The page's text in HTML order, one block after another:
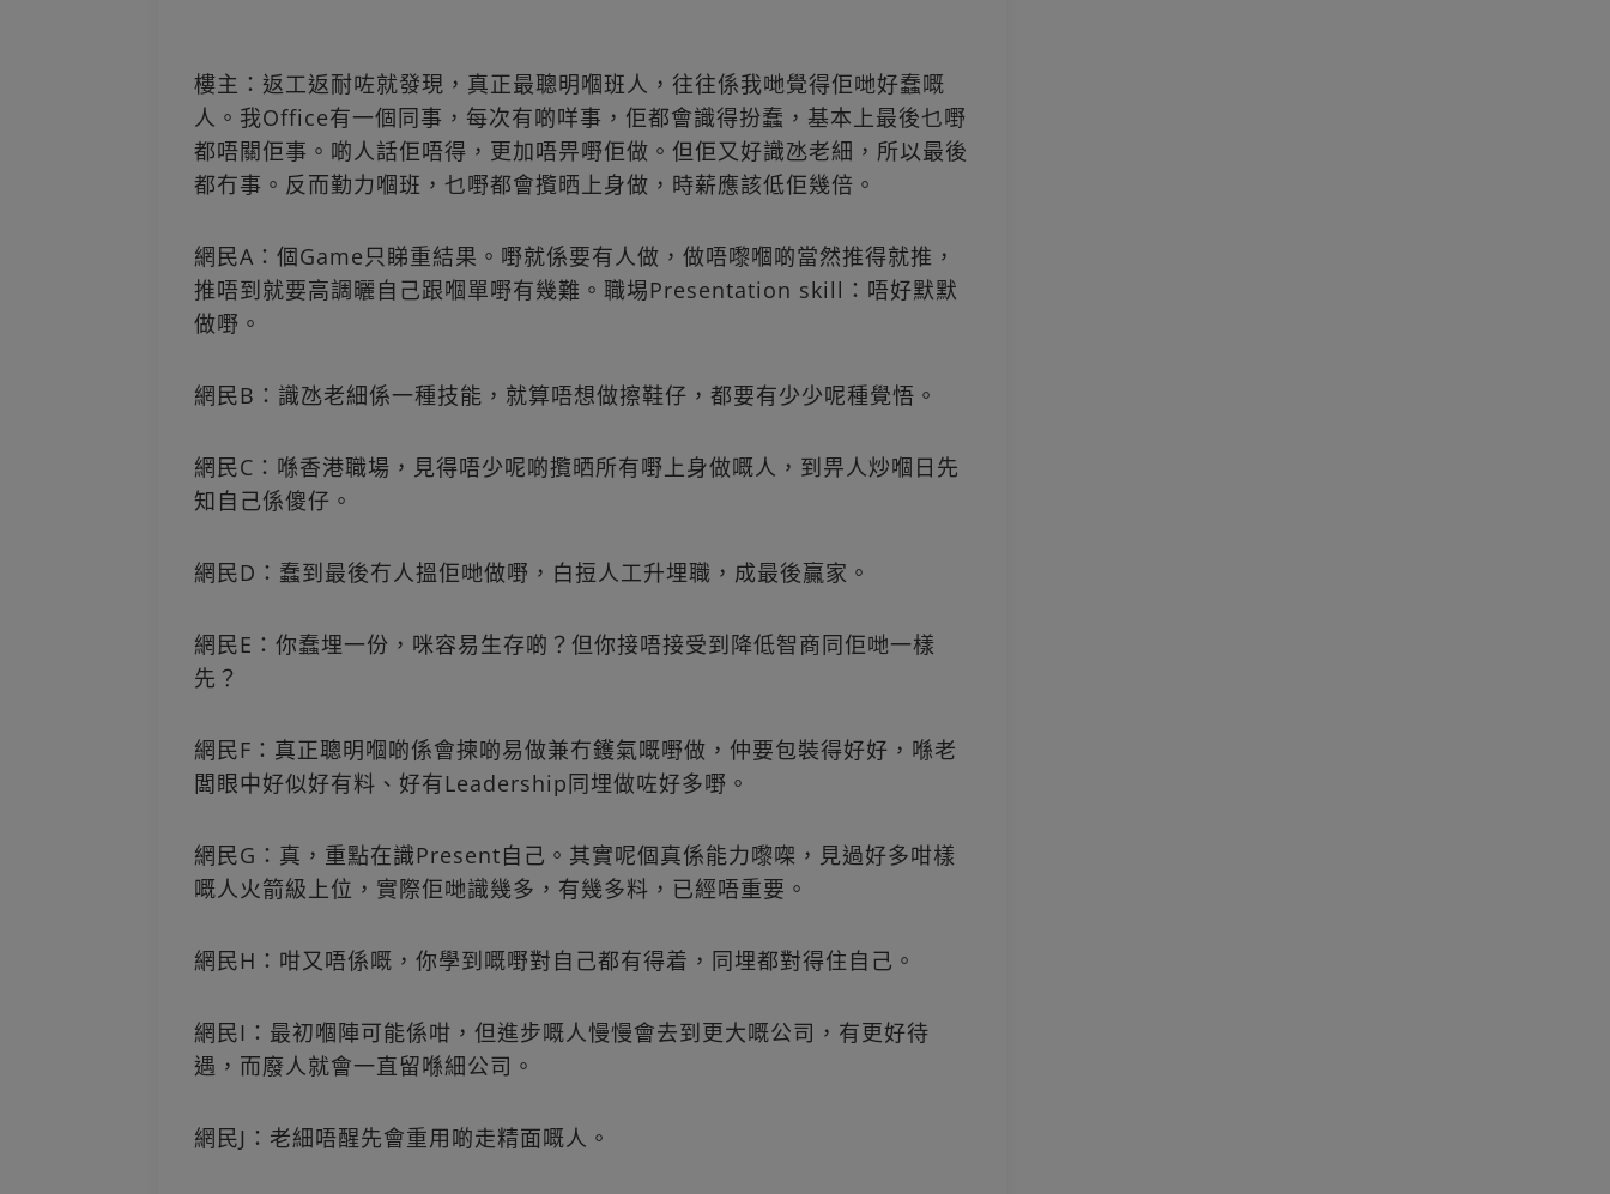
樓主：返工返耐咗就發現，真正最聰明嗰班人，往往係我哋覺得佢哋好蠢嘅
人。我Office有一個同事，每次有啲咩事，佢都會識得扮蠢，基本上最後乜嘢
都唔關佢事。啲人話佢唔得，更加唔畀嘢佢做。但佢又好識氹老細，所以最後
都冇事。反而勤力嗰班，乜嘢都會攬晒上身做，時薪應該低佢幾倍。
網民A：個Game只睇重結果。嘢就係要有人做，做唔嚟嗰啲當然推得就推，
推唔到就要高調曬自己跟嗰單嘢有幾難。職埸Presentation skill：唔好默默
做嘢。
網民B：識氹老細係一種技能，就算唔想做擦鞋仔，都要有少少呢種覺悟。
網民C：喺香港職場，見得唔少呢啲攬晒所有嘢上身做嘅人，到畀人炒嗰日先
知自己係傻仔。
網民D：蠢到最後冇人搵佢哋做嘢，白𢭃人工升埋職，成最後贏家。
網民E：你蠢埋一份，咪容易生存啲？但你接唔接受到降低智商同佢哋一樣
先？
網民F：真正聰明嗰啲係會揀啲易做兼冇鑊氣嘅嘢做，仲要包裝得好好，喺老
闆眼中好似好有料、好有Leadership同埋做咗好多嘢。
網民G：真，重點在識Present自己。其實呢個真係能力嚟㗎，見過好多咁樣
嘅人火箭級上位，實際佢哋識幾多，有幾多料，已經唔重要。
網民H：咁又唔係嘅，你學到嘅嘢對自己都有得着，同埋都對得住自己。
網民I：最初嗰陣可能係咁，但進步嘅人慢慢會去到更大嘅公司，有更好待
遇，而廢人就會一直留喺細公司。
網民J：老細唔醒先會重用啲走精面嘅人。